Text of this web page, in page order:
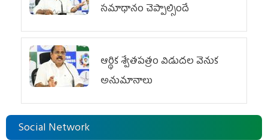
సమాధానం చెప్పాల్సిందే
ఆర్థిక శ్వేతపత్రం విడుదల వెనుక
అనుమానాలు
Social Network